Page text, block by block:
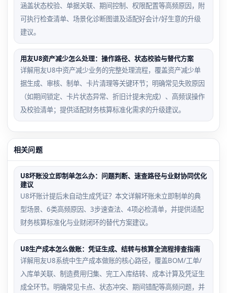
涵盖状态校验、单据关联、期间控制、权限配置等高频原因，附
可执行检查清单、场景化诊断图谱及适配好会计/好生意的升级
建议。
用友U8资产减少怎么处理：操作路径、状态校验与替代方案
详解用友U8中资产减少业务的完整处理流程，覆盖资产减少单
据生成、审核、制单、卡片清理等关键环节；明确常见失败原因
（如期间锁定、卡片状态异常、折旧计提未完成）、高频误操作
及校验清单；提供适配财务核算标准化需求的升级建议。
相关问题
U8坏账没立即制单怎么办：问题判断、速查路径与业财协同优化
建议
U8坏账计提后未自动生成凭证？本文详解坏账未立即制单的典
型场景、6类高频原因、3步速查法、4项必检清单，并提供适配
财务核算标准化与业财闭环的替代方案建议。
U8生产成本怎么做账：凭证生成、结转与核算全流程排查指南
详解用友U8系统中生产成本做账的核心路径，覆盖BOM/工单/
入库单关联、制造费用归集、完工入库结转、成本计算及凭证生
成全环节。明确常见卡点、状态冲突、期间错配等高频问题，并